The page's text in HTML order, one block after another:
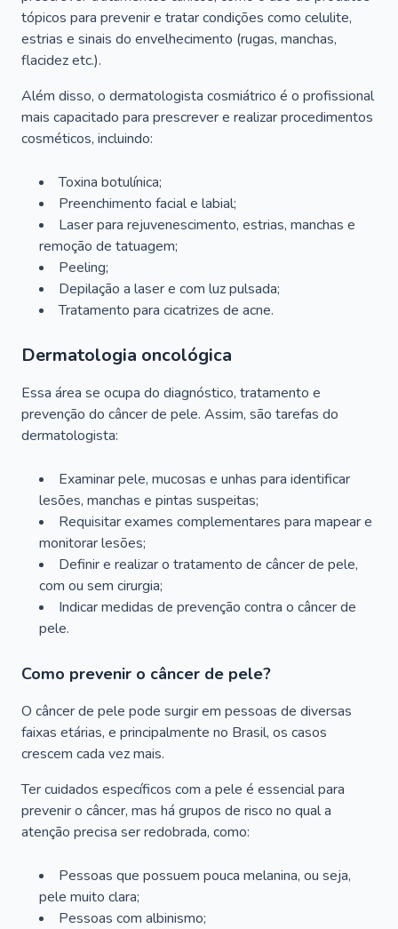
tópicos para prevenir e tratar condições como celulite,
estrias e sinais do envelhecimento (rugas, manchas,
flacidez etc.).
Além disso, o dermatologista cosmiátrico é o profissional
mais capacitado para prescrever e realizar procedimentos
cosméticos, incluindo:
Toxina botulínica;
Preenchimento facial e labial;
Laser para rejuvenescimento, estrias, manchas e
remoção de tatuagem;
Peeling;
Depilação a laser e com luz pulsada;
Tratamento para cicatrizes de acne.
Dermatologia oncológica
Essa área se ocupa do diagnóstico, tratamento e
prevenção do câncer de pele. Assim, são tarefas do
dermatologista:
Examinar pele, mucosas e unhas para identificar
lesões, manchas e pintas suspeitas;
Requisitar exames complementares para mapear e
monitorar lesões;
Definir e realizar o tratamento de câncer de pele,
com ou sem cirurgia;
Indicar medidas de prevenção contra o câncer de
pele.
Como prevenir o câncer de pele?
O câncer de pele pode surgir em pessoas de diversas
faixas etárias, e principalmente no Brasil, os casos
crescem cada vez mais.
Ter cuidados específicos com a pele é essencial para
prevenir o câncer, mas há grupos de risco no qual a
atenção precisa ser redobrada, como:
Pessoas que possuem pouca melanina, ou seja,
pele muito clara;
Pessoas com albinismo;